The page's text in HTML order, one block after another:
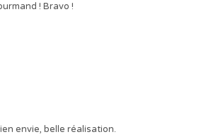
! Bravo !
envie, belle réalisation.